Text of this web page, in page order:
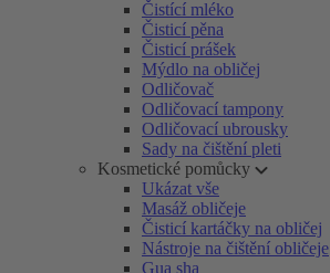
Čistící mléko
Čisticí pěna
Čisticí prášek
Mýdlo na obličej
Odličovač
Odličovací tampony
Odličovací ubrousky
Sady na čištění pleti
Kosmetické pomůcky
Ukázat vše
Masáž obličeje
Čisticí kartáčky na obličej
Nástroje na čištění obličeje
Gua sha